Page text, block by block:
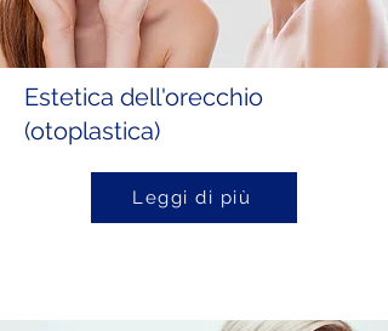
Estetica dell'orecchio
(otoplastica)
Leggi di più